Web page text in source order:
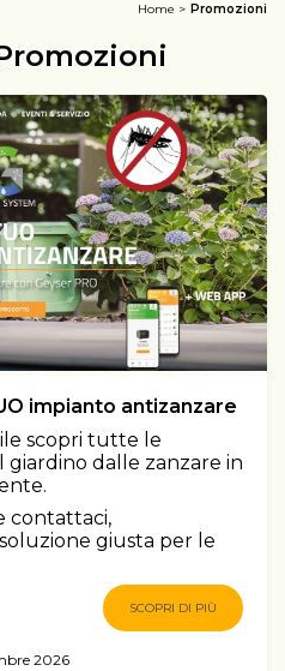
Home Promozioni
impianto antizanzare
scopri tutte le
giardino dalle zanzare in
contattaci,
giusta per le
SCOPRI DI PIÙ
2026